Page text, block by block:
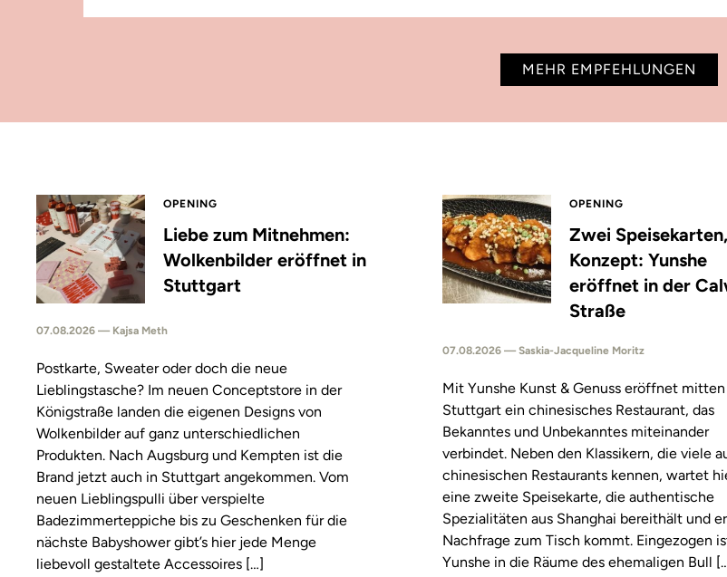
MEHR EMPFEHLUNGEN
OPENING
Liebe zum Mitnehmen:
Wolkenbilder eröffnet in
Stuttgart
07.08.2026 — Kajsa Meth
Postkarte, Sweater oder doch die neue
Lieblingstasche? Im neuen Conceptstore in der
Königstraße landen die eigenen Designs von
Wolkenbilder auf ganz unterschiedlichen
Produkten. Nach Augsburg und Kempten ist die
Brand jetzt auch in Stuttgart angekommen. Vom
neuen Lieblingspulli über verspielte
Badezimmerteppiche bis zu Geschenken für die
nächste Babyshower gibt’s hier jede Menge
liebevoll gestaltete Accessoires […]
OPENING
Zwei
Konzept: Yunshe
eröffnet in der
Straße
07.08.2026 — Saskia-Jacqueline Moritz
Mit Yunshe Kunst & Genuss eröffnet
Stuttgart ein chinesisches Restaurant, das
Bekanntes und Unbekanntes miteinander
verbindet. Neben den Klassikern, die viele
chinesischen Restaurants kennen, wartet
eine zweite Speisekarte, die authentische
Spezialitäten aus Shanghai bereithält und
Nachfrage zum Tisch kommt. Eingezogen
Yunshe in die Räume des ehemaligen Bull